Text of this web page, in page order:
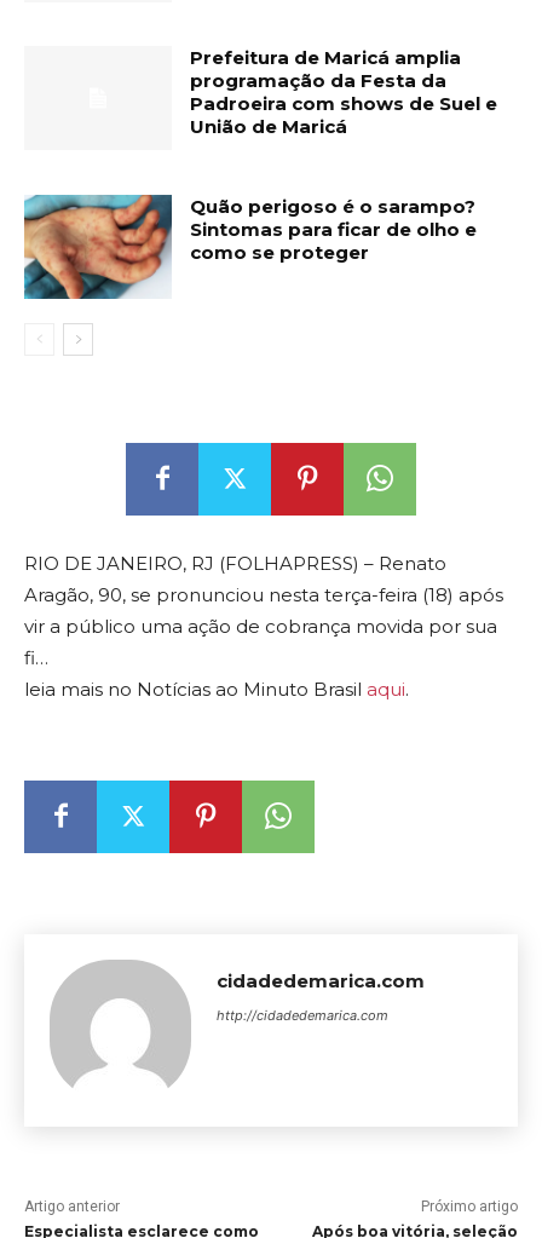
Prefeitura de Maricá amplia
programação da Festa da
Padroeira com shows de Suel e
União de Maricá
Quão perigoso é o sarampo?
Sintomas para ficar de olho e
como se proteger
RIO DE JANEIRO, RJ (FOLHAPRESS) – Renato
Aragão, 90, se pronunciou nesta terça-feira (18) após
vir a público uma ação de cobrança movida por sua
fi…
leia mais no Notícias ao Minuto Brasil aqui.
cidadedemarica.com
http://cidadedemarica.com
Artigo anterior
Especialista esclarece como
Próximo artigo
Após boa vitória, seleção